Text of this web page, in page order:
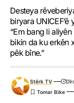
Desteya
biryara
“Em bang li
bikin da ku erkên
pêk bîne.”
Stêrk TV